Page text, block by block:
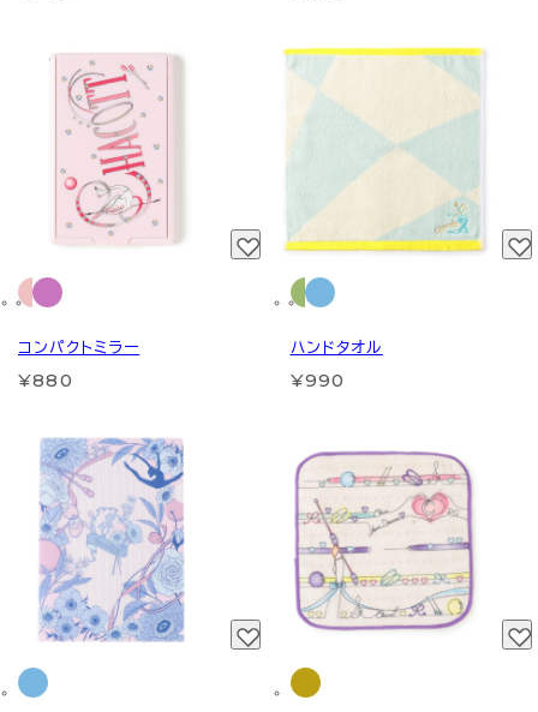
コンパクトミラー
¥880
ハンドタオル
¥990